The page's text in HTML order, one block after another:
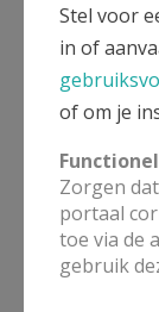
HULP
MIJN
Verbergen
Kerk
Bekijk de
in deze kerk,
kerken in de
Stel voor
in of
of om je
Zorgen
portaal
toe via de
gebruik